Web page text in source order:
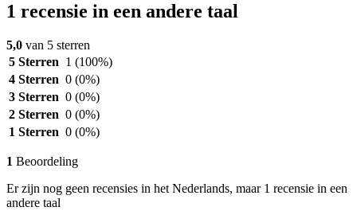
1 recensie in een andere taal
5,0 van 5 sterren
5 Sterren 1 (100%)
4 Sterren 0 (0%)
3 Sterren 0 (0%)
2 Sterren 0 (0%)
1 Sterren 0 (0%)
1 Beoordeling
Er zijn nog geen recensies in het Nederlands, maar 1 recensie in een
andere taal